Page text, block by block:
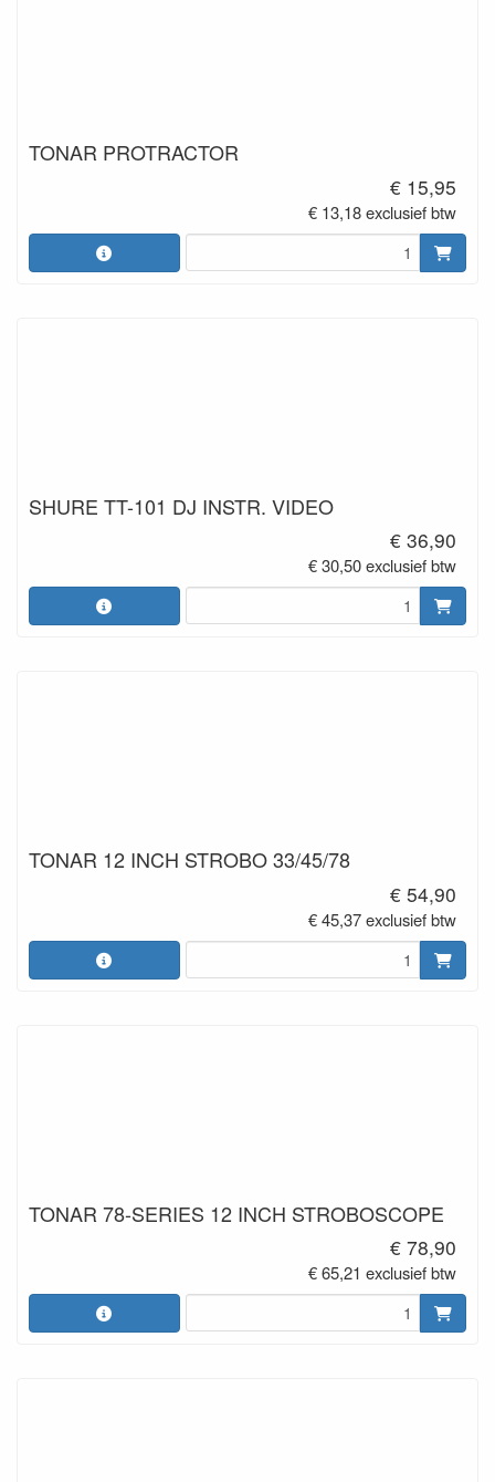
TONAR PROTRACTOR
€ 15,95
€ 13,18 exclusief btw
SHURE TT-101 DJ INSTR. VIDEO
€ 36,90
€ 30,50 exclusief btw
TONAR 12 INCH STROBO 33/45/78
€ 54,90
€ 45,37 exclusief btw
TONAR 78-SERIES 12 INCH STROBOSCOPE
€ 78,90
€ 65,21 exclusief btw